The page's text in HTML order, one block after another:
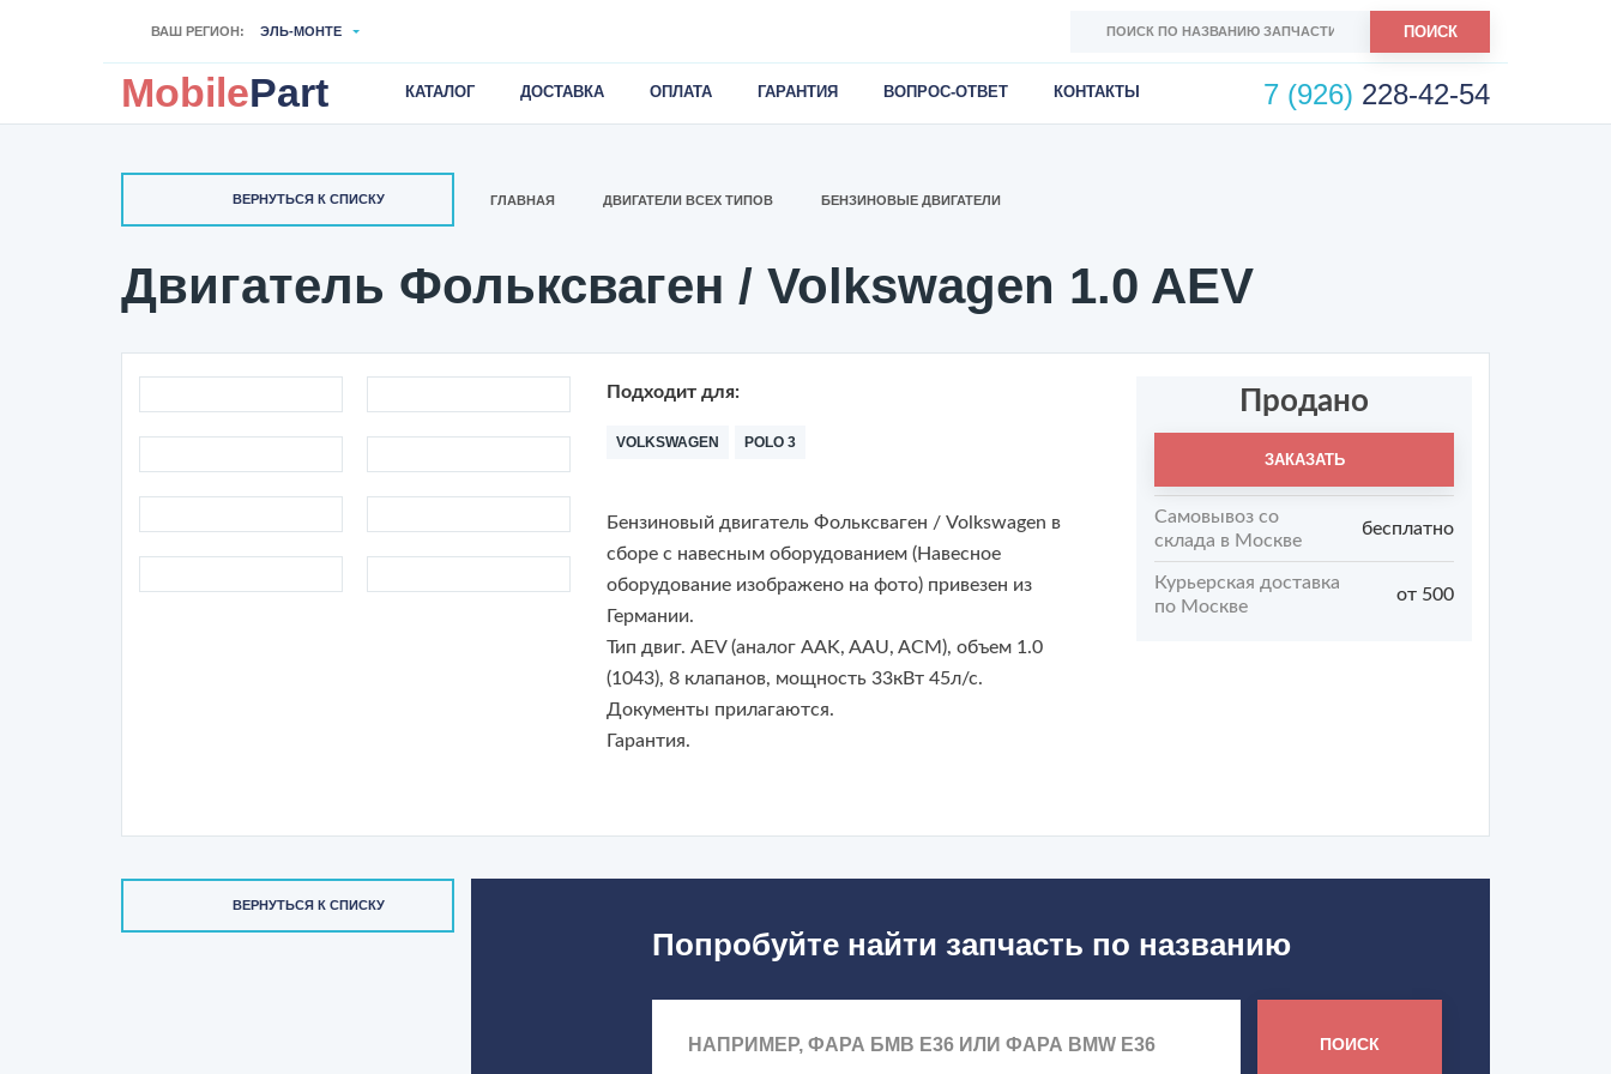
ВАШ РЕГИОН: ЭЛЬ-МОНТЕ ПОИСК
MobilePart КАТАЛОГ ДОСТАВКА ОПЛАТА ГАРАНТИЯ ВОПРОС-ОТВЕТ КОНТАКТЫ 7 (926) 228-42-54
ВЕРНУТЬСЯ К СПИСКУ ГЛАВНАЯ ДВИГАТЕЛИ ВСЕХ ТИПОВ БЕНЗИНОВЫЕ ДВИГАТЕЛИ
Двигатель Фольксваген / Volkswagen 1.0 AEV
Подходит для:
VOLKSWAGEN POLO 3
Бензиновый двигатель Фольксваген / Volkswagen в
сборе с навесным оборудованием (Навесное
оборудование изображено на фото) привезен из
Германии.
Тип двиг. AEV (аналог AAK, AAU, ACM), объем 1.0
(1043), 8 клапанов, мощность 33кВт 45л/с.
Документы прилагаются.
Гарантия.
Продано
ЗАКАЗАТЬ
Самовывоз со
склада в Москве
бесплатно
Курьерская доставка
по Москве
от 500
ВЕРНУТЬСЯ К СПИСКУ
Попробуйте найти запчасть по названию
ПОИСК